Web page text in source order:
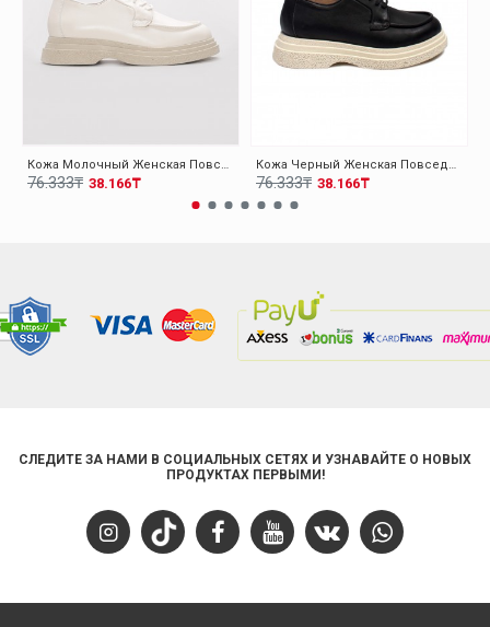
Кожа Молочный Женская Повседневная Обувь 009ZA0151
38.166₸
76.333₸
Кожа Черный Женская Повседневная Обувь 009ZA0151
38.166₸
76.333₸
СЛЕДИТЕ ЗА НАМИ В СОЦИАЛЬНЫХ СЕТЯХ И УЗНАВАЙТЕ О НОВЫХ
ПРОДУКТАХ ПЕРВЫМИ!